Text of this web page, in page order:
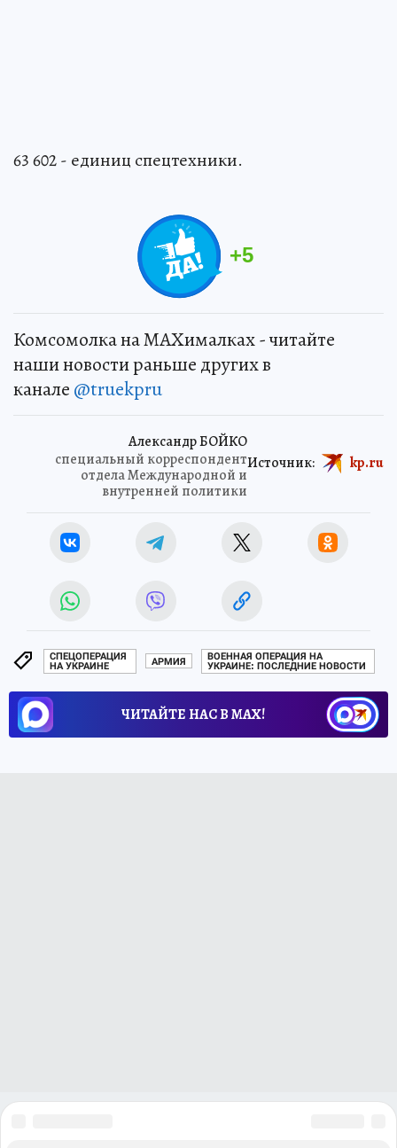
63 602 - единиц спецтехники.
+5
Комсомолка на MAXималках - читайте
наши новости раньше других в
канале @truekpru
Александр БОЙКО
специальный корреспондент
отдела Международной и
внутренней политики
Источник: kp.ru
СПЕЦОПЕРАЦИЯ
НА УКРАИНЕ
АРМИЯ
ВОЕННАЯ ОПЕРАЦИЯ НА
УКРАИНЕ: ПОСЛЕДНИЕ НОВОСТИ
ЧИТАЙТЕ НАС В МАХ!